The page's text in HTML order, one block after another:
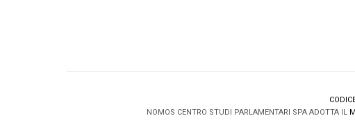
NOMOS CENTRO STUDI PARLAMENTARI SPA ADOTTA IL